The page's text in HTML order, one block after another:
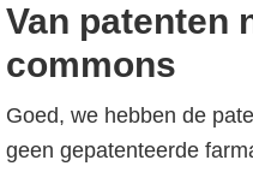
Van patenten
commons
Goed, we hebben de
geen gepatenteerde